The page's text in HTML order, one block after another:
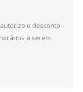
o desconto
a serem